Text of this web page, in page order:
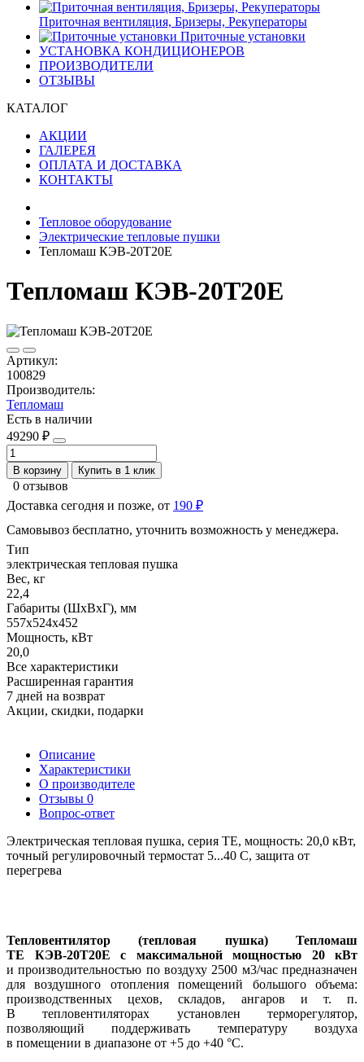
Приточная вентиляция, Бризеры, Рекуператоры
Приточные установки
УСТАНОВКА КОНДИЦИОНЕРОВ
ПРОИЗВОДИТЕЛИ
ОТЗЫВЫ
КАТАЛОГ
АКЦИИ
ГАЛЕРЕЯ
ОПЛАТА И ДОСТАВКА
КОНТАКТЫ
Тепловое оборудование
Электрические тепловые пушки
Тепломаш КЭВ-20Т20Е
Тепломаш КЭВ-20Т20Е
Артикул:
100829
Производитель:
Тепломаш
Есть в наличии
49290 ₽
В корзину Купить в 1 клик
0 отзывов
Доставка сегодня и позже, от 190 ₽
Самовывоз бесплатно, уточнить возможность у менеджера.
Тип
электрическая тепловая пушка
Вес, кг
22,4
Габариты (ШхВхГ), мм
557x524x452
Мощность, кВт
20,0
Все характеристики
Расширенная гарантия
7 дней на возврат
Акции, скидки, подарки
Описание
Характеристики
О производителе
Отзывы 0
Вопрос-ответ
Электрическая тепловая пушка, серия ТЕ, мощность: 20,0 кВт,
точный регулировочный термостат 5...40 С, защита от
перегрева
Тепловентилятор (тепловая пушка) Тепломаш
ТЕ КЭВ-20Т20Е с максимальной мощностью 20 кВт
и производительностью по воздуху 2500 м3/час предназначен
для воздушного отопления помещений большого объема:
производственных цехов, складов,
ангаров и т. п.
В тепловентиляторах установлен терморегулятор,
позволяющий поддерживать температуру воздуха
в помещении в диапазоне от +5 до +40 °C.